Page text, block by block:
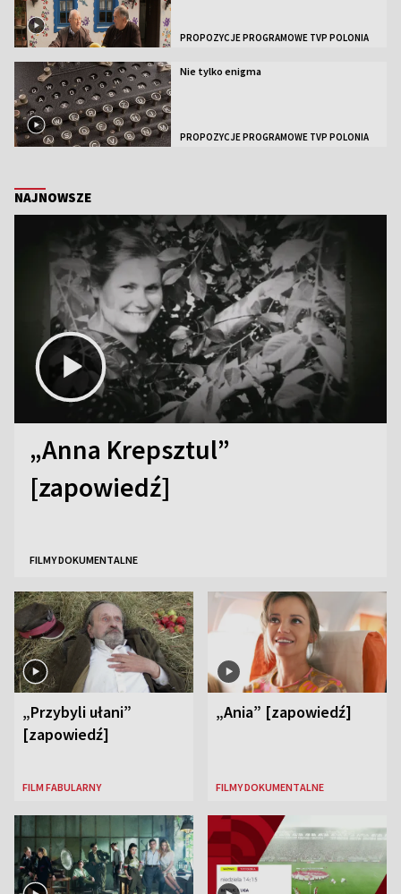
PROPOZYCJE PROGRAMOWE TVP POLONIA
Nie tylko enigma
PROPOZYCJE PROGRAMOWE TVP POLONIA
NAJNOWSZE
„Anna Krepsztul”
[zapowiedź]
FILMY DOKUMENTALNE
„Przybyli ułani”
[zapowiedź]
FILM FABULARNY
„Ania” [zapowiedź]
FILMY DOKUMENTALNE